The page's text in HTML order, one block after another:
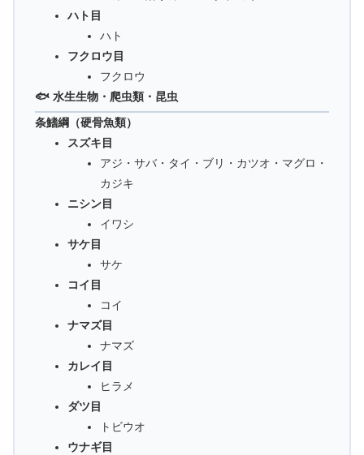
ハト目
ハト
フクロウ目
フクロウ
🐟 水生生物・爬虫類・昆虫
条鰭綱（硬骨魚類）
スズキ目
アジ・サバ・タイ・ブリ・カツオ・マグロ・
カジキ
ニシン目
イワシ
サケ目
サケ
コイ目
コイ
ナマズ目
ナマズ
カレイ目
ヒラメ
ダツ目
トビウオ
ウナギ目